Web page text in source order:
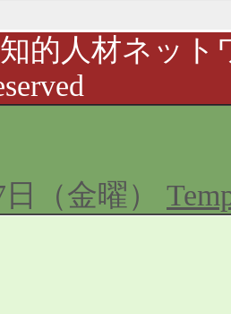
的人材ネット
（金曜）